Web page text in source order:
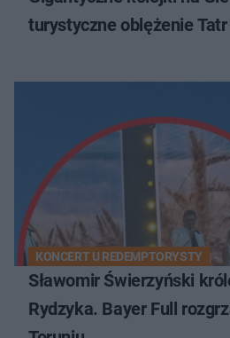
turystyczne oblężenie Tatr
KONCERT U REDEMPTORYSTY
Sławomir Świerzyński
Rydzyka. Bayer Full